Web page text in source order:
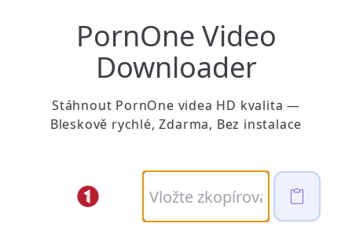
PornOne Video
Downloader
Stáhnout PornOne videa HD kvalita —
Bleskově rychlé, Zdarma, Bez instalace